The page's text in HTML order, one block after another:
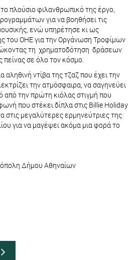
πλούσιο φιλανθρωπικό της έργο,
για να βοηθήσει τις
ενώ υπηρέτησε κι ως
του ΟΗΕ για την Οργάνωση Τροφίμων
τη χρηματοδότηση δράσεων
πείνας σε όλο τον κόσμο.
αληθινή ντίβα της τζαζ που έχει την
την ατμόσφαιρα, να σαγηνεύει
από την πρώτη κιόλας στιγμή που
που στέκει δίπλα στις Billie Holiday
στις μεγαλύτερες ερμηνεύτριες της
για να μαγέψει ακόμα μια φορά το
Δήμου Αθηναίων